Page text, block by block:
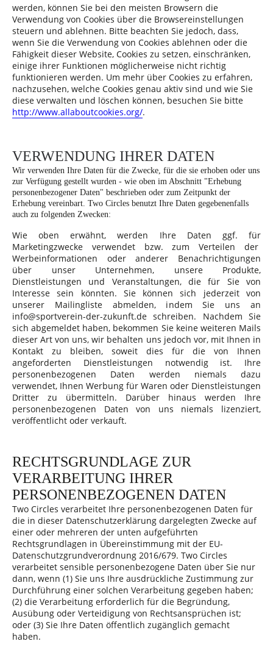
werden, können Sie bei den meisten Browsern die
Verwendung von Cookies über die Browsereinstellungen
steuern und ablehnen. Bitte beachten Sie jedoch, dass,
wenn Sie die Verwendung von Cookies ablehnen oder die
Fähigkeit dieser Website, Cookies zu setzen, einschränken,
einige ihrer Funktionen möglicherweise nicht richtig
funktionieren werden. Um mehr über Cookies zu erfahren,
nachzusehen, welche Cookies genau aktiv sind und wie Sie
diese verwalten und löschen können, besuchen Sie bitte
http://www.allaboutcookies.org/.
VERWENDUNG IHRER DATEN
Wir verwenden Ihre Daten für die Zwecke, für die sie erhoben oder uns
zur Verfügung gestellt wurden - wie oben im Abschnitt "Erhebung
personenbezogener Daten" beschrieben oder zum Zeitpunkt der
Erhebung vereinbart. Two Circles benutzt Ihre Daten gegebenenfalls
auch zu folgenden Zwecken:
Wie oben erwähnt, werden Ihre Daten ggf. für
Marketingzwecke verwendet bzw. zum Verteilen der
Werbeinformationen oder anderer Benachrichtigungen
über unser Unternehmen, unsere Produkte,
Dienstleistungen und Veranstaltungen, die für Sie von
Interesse sein könnten. Sie können sich jederzeit von
unserer Mailingliste abmelden, indem Sie uns an
info@sportverein-der-zukunft.de schreiben. Nachdem Sie
sich abgemeldet haben, bekommen Sie keine weiteren Mails
dieser Art von uns, wir behalten uns jedoch vor, mit Ihnen in
Kontakt zu bleiben, soweit dies für die von Ihnen
angeforderten Dienstleistungen notwendig ist. Ihre
personenbezogenen Daten werden niemals dazu
verwendet, Ihnen Werbung für Waren oder Dienstleistungen
Dritter zu übermitteln. Darüber hinaus werden Ihre
personenbezogenen Daten von uns niemals lizenziert,
veröffentlicht oder verkauft.
RECHTSGRUNDLAGE ZUR
VERARBEITUNG IHRER
PERSONENBEZOGENEN DATEN
Two Circles verarbeitet Ihre personenbezogenen Daten für
die in dieser Datenschutzerklärung dargelegten Zwecke auf
einer oder mehreren der unten aufgeführten
Rechtsgrundlagen in Übereinstimmung mit der EU-
Datenschutzgrundverordnung 2016/679. Two Circles
verarbeitet sensible personenbezogene Daten über Sie nur
dann, wenn (1) Sie uns Ihre ausdrückliche Zustimmung zur
Durchführung einer solchen Verarbeitung gegeben haben;
(2) die Verarbeitung erforderlich für die Begründung,
Ausübung oder Verteidigung von Rechtsansprüchen ist;
oder (3) Sie Ihre Daten öffentlich zugänglich gemacht
haben.